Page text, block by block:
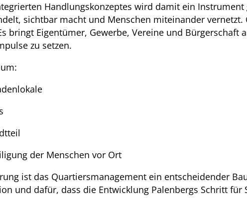
Handlungskonzeptes wird damit ein
sichtbar macht und Menschen miteinander vernetzt.
bringt Eigentümer, Gewerbe, Vereine und Bürgerschaft
zu setzen.
der Menschen vor Ort
ist das Quartiersmanagement ein entscheidender
und dafür, dass die Entwicklung Palenbergs Schritt